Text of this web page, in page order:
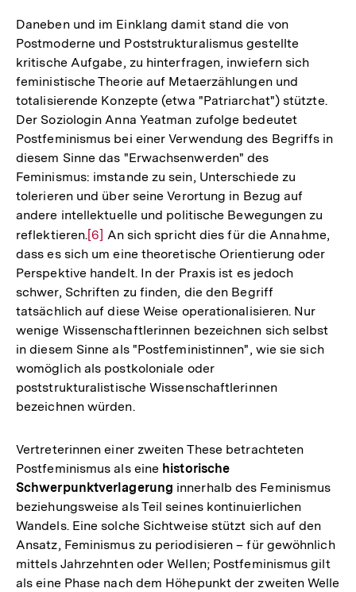
Daneben und im Einklang damit stand die von
Postmoderne und Poststrukturalismus gestellte
kritische Aufgabe, zu hinterfragen, inwiefern sich
feministische Theorie auf Metaerzählungen und
totalisierende Konzepte (etwa "Patriarchat") stützte.
Der Soziologin Anna Yeatman zufolge bedeutet
Postfeminismus bei einer Verwendung des Begriffs in
diesem Sinne das "Erwachsenwerden" des
Feminismus: imstande zu sein, Unterschiede zu
tolerieren und über seine Verortung in Bezug auf
andere intellektuelle und politische Bewegungen zu
reflektieren.Zur
Auflösung
der
Fußnote
[6] An sich spricht dies für die Annahme,
dass es sich um eine theoretische Orientierung oder
Perspektive handelt. In der Praxis ist es jedoch
schwer, Schriften zu finden, die den Begriff
tatsächlich auf diese Weise operationalisieren. Nur
wenige Wissenschaftlerinnen bezeichnen sich selbst
in diesem Sinne als "Postfeministinnen", wie sie sich
womöglich als postkoloniale oder
poststrukturalistische Wissenschaftlerinnen
bezeichnen würden.
Vertreterinnen einer zweiten These betrachteten
Postfeminismus als eine historische
Schwerpunktverlagerung innerhalb des Feminismus
beziehungsweise als Teil seines kontinuierlichen
Wandels. Eine solche Sichtweise stützt sich auf den
Ansatz, Feminismus zu periodisieren – für gewöhnlich
mittels Jahrzehnten oder Wellen; Postfeminismus gilt
als eine Phase nach dem Höhepunkt der zweiten Welle